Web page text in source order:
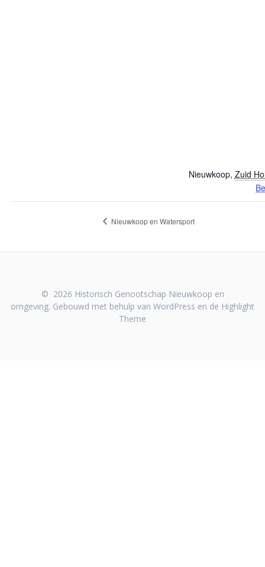
Nieuwkoop, Zuid
Nieuwkoop en Watersport
© 2026 Historisch Genootschap Nieuwkoop en
omgeving. Gebouwd met behulp van WordPress en de Highlight
Theme